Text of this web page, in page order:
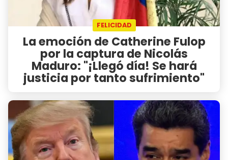
FELICIDAD
La emoción de Catherine Fulop
por la captura de Nicolás
Maduro: "¡Llegó día! Se hará
justicia por tanto sufrimiento"